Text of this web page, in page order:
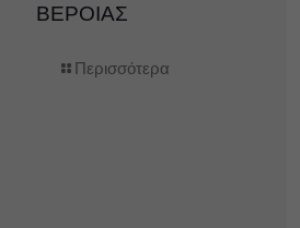
ΒΕΡΟΙΑΣ
Περισσότερα